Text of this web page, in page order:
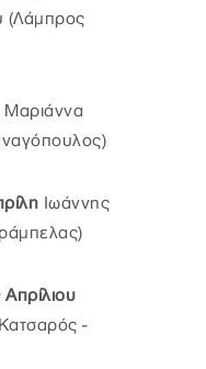
(Λάμπρος
Μαριάννα
Ιωάννης
-